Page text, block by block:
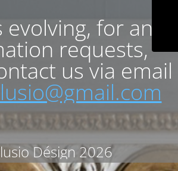
for any
requests,
us via email
Désign 2026